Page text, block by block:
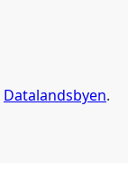
Datalandsbyen.